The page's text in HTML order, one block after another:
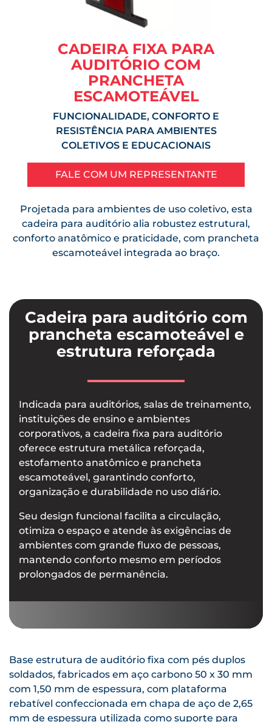
CADEIRA FIXA PARA
AUDITÓRIO COM
PRANCHETA
ESCAMOTEÁVEL
FUNCIONALIDADE, CONFORTO E
RESISTÊNCIA PARA AMBIENTES
COLETIVOS E EDUCACIONAIS
FALE COM UM REPRESENTANTE
Projetada para ambientes de uso coletivo, esta
cadeira para auditório alia robustez estrutural,
conforto anatômico e praticidade, com prancheta
escamoteável integrada ao braço.
Cadeira para auditório com
prancheta escamoteável e
estrutura reforçada
Indicada para auditórios, salas de treinamento,
instituições de ensino e ambientes
corporativos, a cadeira fixa para auditório
oferece estrutura metálica reforçada,
estofamento anatômico e prancheta
escamoteável, garantindo conforto,
organização e durabilidade no uso diário.
Seu design funcional facilita a circulação,
otimiza o espaço e atende às exigências de
ambientes com grande fluxo de pessoas,
mantendo conforto mesmo em períodos
prolongados de permanência.
Base estrutura de auditório fixa com pés duplos
soldados, fabricados em aço carbono 50 x 30 mm
com 1,50 mm de espessura, com plataforma
rebatível confeccionada em chapa de aço de 2,65
mm de espessura utilizada como suporte para